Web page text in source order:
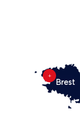
Brest
L